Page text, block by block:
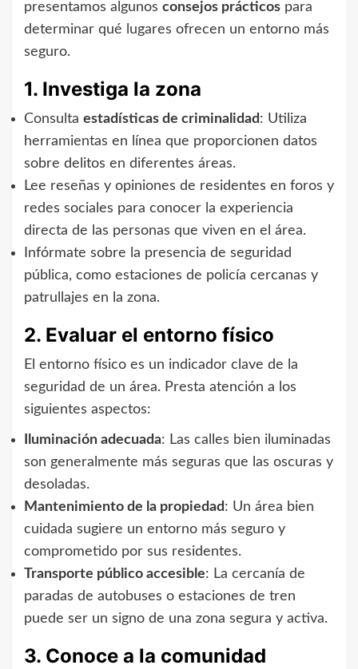
presentamos algunos consejos prácticos para
determinar qué lugares ofrecen un entorno más
seguro.
1. Investiga la zona
Consulta estadísticas de criminalidad: Utiliza
herramientas en línea que proporcionen datos
sobre delitos en diferentes áreas.
Lee reseñas y opiniones de residentes en foros y
redes sociales para conocer la experiencia
directa de las personas que viven en el área.
Infórmate sobre la presencia de seguridad
pública, como estaciones de policía cercanas y
patrullajes en la zona.
2. Evaluar el entorno físico
El entorno físico es un indicador clave de la
seguridad de un área. Presta atención a los
siguientes aspectos:
Iluminación adecuada: Las calles bien iluminadas
son generalmente más seguras que las oscuras y
desoladas.
Mantenimiento de la propiedad: Un área bien
cuidada sugiere un entorno más seguro y
comprometido por sus residentes.
Transporte público accesible: La cercanía de
paradas de autobuses o estaciones de tren
puede ser un signo de una zona segura y activa.
3. Conoce a la comunidad